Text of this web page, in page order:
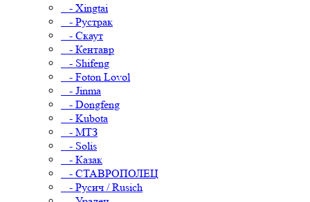
- Xingtai
- Рустрак
- Скаут
- Кентавр
- Shifeng
- Foton Lovol
- Jinma
- Dongfeng
- Kubota
- МТЗ
- Solis
- Казак
- СТАВРОПОЛЕЦ
- Русич / Rusich